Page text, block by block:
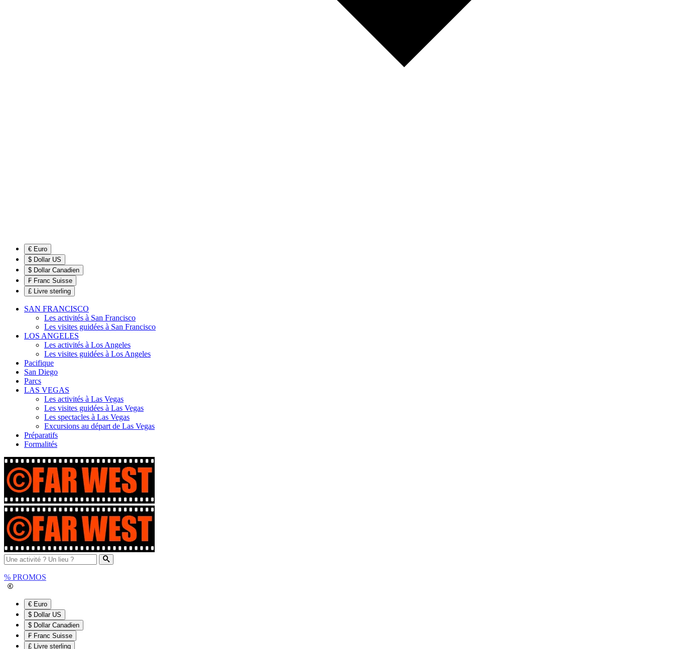
€ Euro
$ Dollar US
$ Dollar Canadien
₣ Franc Suisse
£ Livre sterling
SAN FRANCISCO
Les activités à San Francisco
Les visites guidées à San Francisco
LOS ANGELES
Les activités à Los Angeles
Les visites guidées à Los Angeles
Pacifique
San Diego
Parcs
LAS VEGAS
Les activités à Las Vegas
Les visites guidées à Las Vegas
Les spectacles à Las Vegas
Excursions au départ de Las Vegas
Préparatifs
Formalités
% PROMOS
€ Euro
$ Dollar US
$ Dollar Canadien
₣ Franc Suisse
£ Livre sterling